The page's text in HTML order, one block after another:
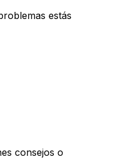
estás
consejos o